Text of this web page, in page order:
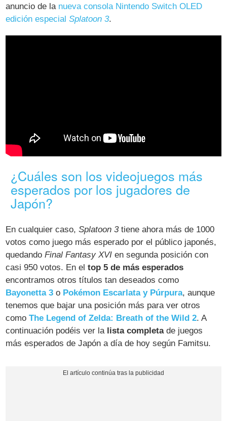
anuncio de la nueva consola Nintendo Switch OLED
edición especialSplatoon 3.
¿Cuáles son los videojuegos más
esperados por los jugadores de
Japón?
En cualquier caso,Splatoon 3tiene ahora más de 1000
votos como juego más esperado por el público japonés,
quedandoFinal Fantasy XVI en segunda posición con
casi 950 votos. En eltop 5 de más esperados
encontramos otros títulos tan deseados como
Bayonetta 3 o Pokémon Escarlata y Púrpura, aunque
tenemos que bajar una posición más para ver otros
comoThe Legend of Zelda: Breath of the Wild 2. A
continuación podéis ver la lista completade juegos
más esperados de Japón a día de hoy según Famitsu.